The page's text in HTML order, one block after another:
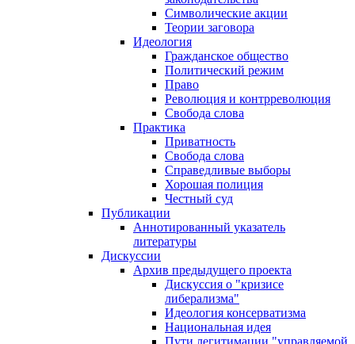
Символические акции
Теории заговора
Идеология
Гражданское общество
Политический режим
Право
Революция и контрреволюция
Свобода слова
Практика
Приватность
Свобода слова
Справедливые выборы
Хорошая полиция
Честный суд
Публикации
Аннотированный указатель
литературы
Дискуссии
Архив предыдущего проекта
Дискуссия о "кризисе
либерализма"
Идеология консерватизма
Национальная идея
Пути легитимации "управляемой